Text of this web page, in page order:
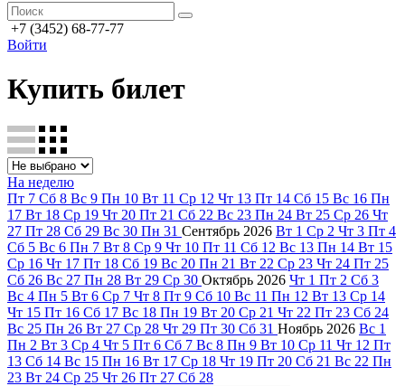
+7 (3452) 68-77-77
Войти
Купить билет
На неделю
Пт 7 Сб 8 Вс 9 Пн 10 Вт 11 Ср 12 Чт 13 Пт 14 Сб 15 Вс 16 Пн
17 Вт 18 Ср 19 Чт 20 Пт 21 Сб 22 Вс 23 Пн 24 Вт 25 Ср 26 Чт
27 Пт 28 Сб 29 Вс 30 Пн 31 Сентябрь 2026 Вт 1 Ср 2 Чт 3 Пт 4
Сб 5 Вс 6 Пн 7 Вт 8 Ср 9 Чт 10 Пт 11 Сб 12 Вс 13 Пн 14 Вт 15
Ср 16 Чт 17 Пт 18 Сб 19 Вс 20 Пн 21 Вт 22 Ср 23 Чт 24 Пт 25
Сб 26 Вс 27 Пн 28 Вт 29 Ср 30 Октябрь 2026 Чт 1 Пт 2 Сб 3
Вс 4 Пн 5 Вт 6 Ср 7 Чт 8 Пт 9 Сб 10 Вс 11 Пн 12 Вт 13 Ср 14
Чт 15 Пт 16 Сб 17 Вс 18 Пн 19 Вт 20 Ср 21 Чт 22 Пт 23 Сб 24
Вс 25 Пн 26 Вт 27 Ср 28 Чт 29 Пт 30 Сб 31 Ноябрь 2026 Вс 1
Пн 2 Вт 3 Ср 4 Чт 5 Пт 6 Сб 7 Вс 8 Пн 9 Вт 10 Ср 11 Чт 12 Пт
13 Сб 14 Вс 15 Пн 16 Вт 17 Ср 18 Чт 19 Пт 20 Сб 21 Вс 22 Пн
23 Вт 24 Ср 25 Чт 26 Пт 27 Сб 28